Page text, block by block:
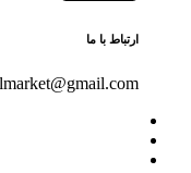
ارتباط با ما